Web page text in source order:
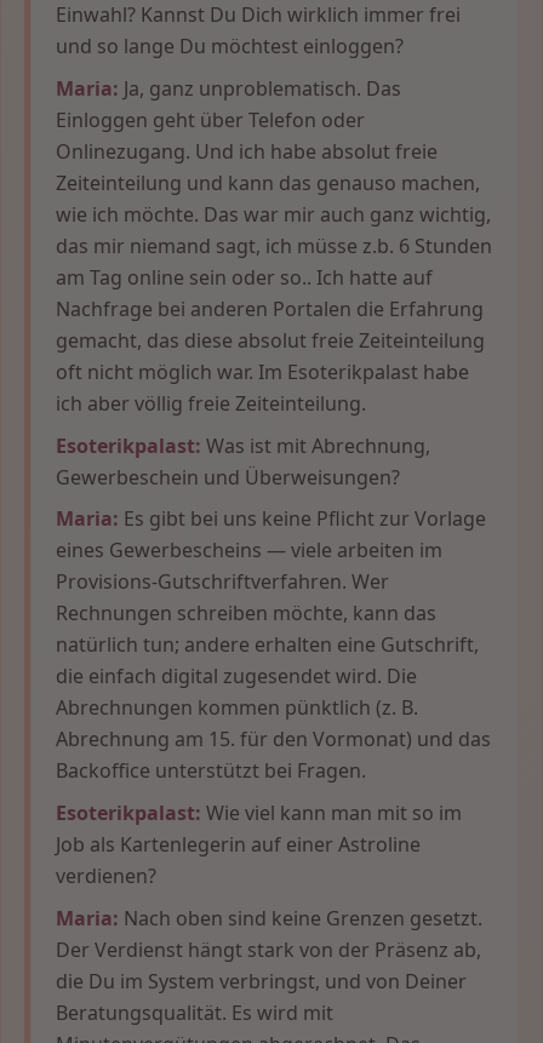
Einwahl? Kannst Du Dich wirklich immer frei
und so lange Du möchtest einloggen?
Maria: Ja, ganz unproblematisch. Das
Einloggen geht über Telefon oder
Onlinezugang. Und ich habe absolut freie
Zeiteinteilung und kann das genauso machen,
wie ich möchte. Das war mir auch ganz wichtig,
das mir niemand sagt, ich müsse z.b. 6 Stunden
am Tag online sein oder so.. Ich hatte auf
Nachfrage bei anderen Portalen die Erfahrung
gemacht, das diese absolut freie Zeiteinteilung
oft nicht möglich war. Im Esoterikpalast habe
ich aber völlig freie Zeiteinteilung.
Esoterikpalast: Was ist mit Abrechnung,
Gewerbeschein und Überweisungen?
Maria: Es gibt bei uns keine Pflicht zur Vorlage
eines Gewerbescheins — viele arbeiten im
Provisions-Gutschriftverfahren. Wer
Rechnungen schreiben möchte, kann das
natürlich tun; andere erhalten eine Gutschrift,
die einfach digital zugesendet wird. Die
Abrechnungen kommen pünktlich (z. B.
Abrechnung am 15. für den Vormonat) und das
Backoffice unterstützt bei Fragen.
Esoterikpalast: Wie viel kann man mit so im
Job als Kartenlegerin auf einer Astroline
verdienen?
Maria: Nach oben sind keine Grenzen gesetzt.
Der Verdienst hängt stark von der Präsenz ab,
die Du im System verbringst, und von Deiner
Beratungsqualität. Es wird mit